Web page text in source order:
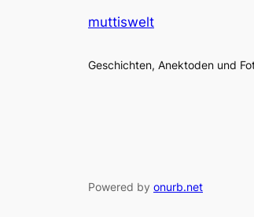
muttiswelt
Geschichten, Anektoden und
Powered by onurb.net